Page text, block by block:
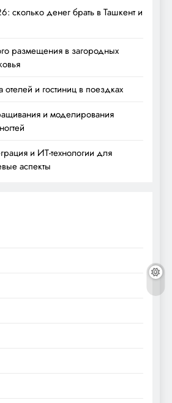
сколько денег брать в Ташкент и
размещения в загородных
и гостиниц в поездках
и моделирования
и ИТ-технологии для
аспекты